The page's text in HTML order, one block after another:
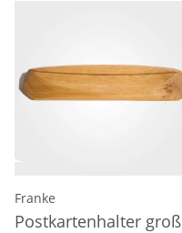
Franke
Postkartenhalter groß